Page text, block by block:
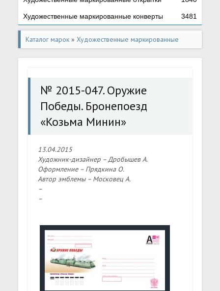
Художественные маркированные конверты 3481
Каталог марок »Художественные маркированные
конверты» № 2015-047. Оружие Победы. Бронепоезд
№ 2015-047. Оружие
Победы. Бронепоезд
«Козьма Минин»
13.04.2015
Художник-дизайнер – Дробышев А.
Оформление – Прядкина О.
Автор эмблемы – Московец А.
–
–